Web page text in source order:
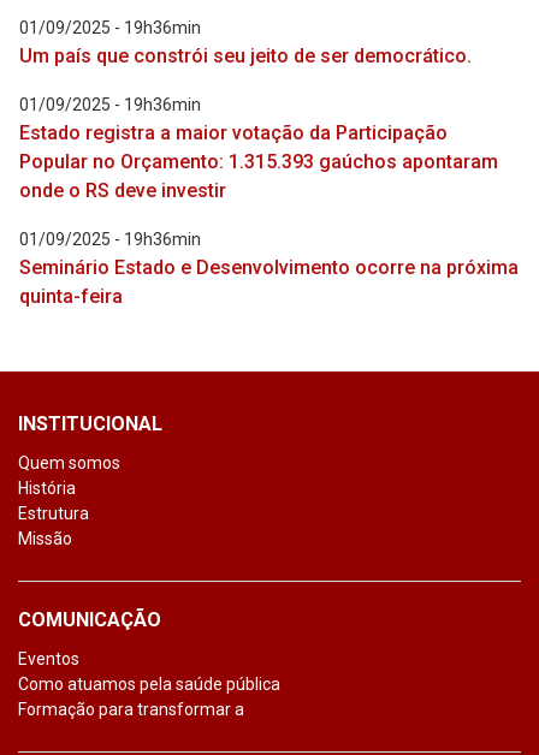
01/09/2025 - 19h36min
Um país que constrói seu jeito de ser democrático.
01/09/2025 - 19h36min
Estado registra a maior votação da Participação
Popular no Orçamento: 1.315.393 gaúchos apontaram
onde o RS deve investir
01/09/2025 - 19h36min
Seminário Estado e Desenvolvimento ocorre na próxima
quinta-feira
INSTITUCIONAL
Quem somos
História
Estrutura
Missão
COMUNICAÇÃO
Eventos
Como atuamos pela saúde pública
Formação para transformar a